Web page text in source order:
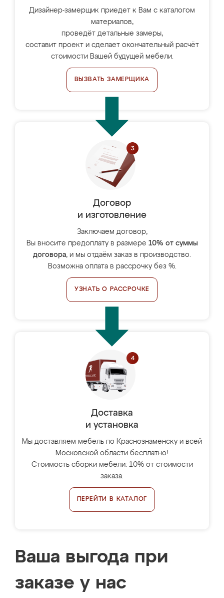
Дизайнер-замерщик приедет к Вам с каталогом
материалов,
проведёт детальные замеры,
составит проект и сделает окончательный расчёт
стоимости Вашей будущей мебели.
ВЫЗВАТЬ ЗАМЕРЩИКА
Договор
и изготовление
Заключаем договор,
Вы вносите предоплату в размере 10% от суммы
договора, и мы отдаём заказ в производство.
Возможна оплата в рассрочку без %.
УЗНАТЬ О РАССРОЧКЕ
Доставка
и установка
Мы доставляем мебель по Краснознаменску и всей
Московской области бесплатно!
Стоимость сборки мебели: 10% от стоимости
заказа.
ПЕРЕЙТИ В КАТАЛОГ
Ваша выгода при
заказе у нас